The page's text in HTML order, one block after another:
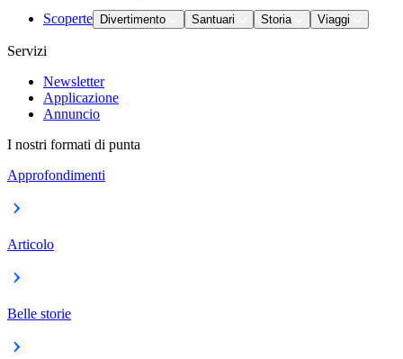
Scoperte Divertimento Santuari Storia Viaggi
Servizi
Newsletter
Applicazione
Annuncio
I nostri formati di punta
Approfondimenti
Articolo
Belle storie